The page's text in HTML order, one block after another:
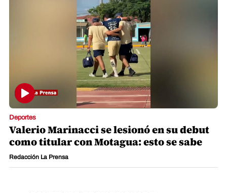
Deportes
Valerio Marinacci se lesionó en su debut
como titular con Motagua: esto se sabe
Redacción La Prensa